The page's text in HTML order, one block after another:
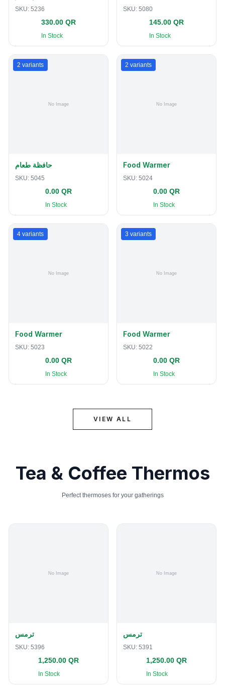
SKU: 5236
330.00 QR
In Stock
SKU: 5080
145.00 QR
In Stock
2 variants
حافظة طعام
SKU: 5045
0.00 QR
In Stock
2 variants
Food Warmer
SKU: 5024
0.00 QR
In Stock
4 variants
Food Warmer
SKU: 5023
0.00 QR
In Stock
3 variants
Food Warmer
SKU: 5022
0.00 QR
In Stock
VIEW ALL
Tea & Coffee Thermos
Perfect thermoses for your gatherings
ترمس
SKU: 5396
1,250.00 QR
In Stock
ترمس
SKU: 5391
1,250.00 QR
In Stock